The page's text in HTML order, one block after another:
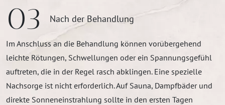
03 Nach der Behandlung
Im Anschluss an die Behandlung können vorübergehend
leichte Rötungen, Schwellungen oder ein Spannungsgefühl
auftreten, die in der Regel rasch abklingen. Eine spezielle
Nachsorge ist nicht erforderlich. Auf Sauna, Dampfbäder und
direkte Sonneneinstrahlung sollte in den ersten Tagen